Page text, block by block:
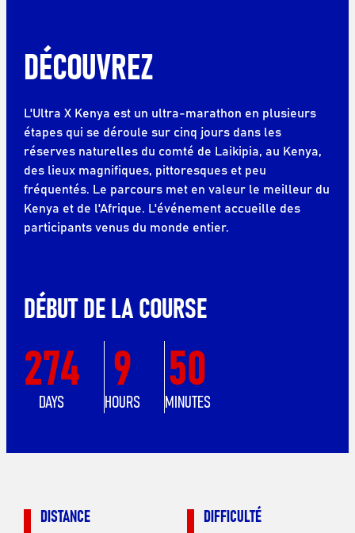
DÉCOUVREZ
L'Ultra X Kenya est un ultra-marathon en plusieurs
étapes qui se déroule sur cinq jours dans les
réserves naturelles du comté de Laikipia, au Kenya,
des lieux magnifiques, pittoresques et peu
fréquentés. Le parcours met en valeur le meilleur du
Kenya et de l'Afrique. L'événement accueille des
participants venus du monde entier.
DÉBUT DE LA COURSE
274
DAYS
9
HOURS
50
MINUTES
DISTANCE
DIFFICULTÉ